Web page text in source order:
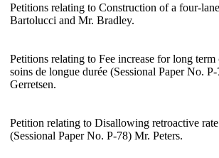
Petitions relating to Construction of a four-
Bartolucci and Mr. Bradley.
Petitions relating to Fee increase for long
soins de longue durée (Sessional Paper No.
Gerretsen.
Petition relating to Disallowing retroactive
(Sessional Paper No. P-78) Mr. Peters.